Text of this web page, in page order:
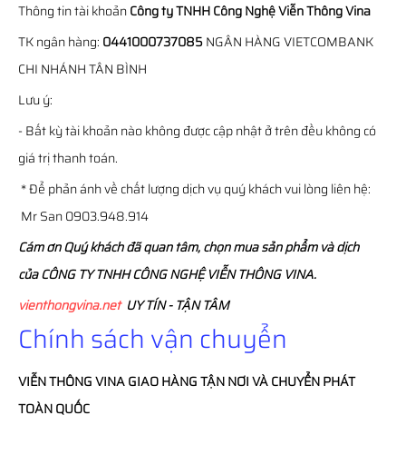
Thông tin tài khoảnCông ty TNHH Công Nghệ Viễn Thông Vina
TK ngân hàng: 0441000737085NGÂN HÀNG VIETCOMBANK
CHI NHÁNH TÂN BÌNH
Lưu ý:
- Bất kỳ tài khoản nào không được cập nhật ở trên đều không có
giá trị thanh toán.
* Để phản ánh về chất lượng dịch vụ quý khách vui lòng liên hệ:
Mr San 0903.948.914
Cám ơn Quý khách đã quan tâm, chọn mua sản phẩm và dịch
của CÔNG TY TNHH CÔNG NGHỆ VIỄN THÔNG VINA.
vienthongvina.netUY TÍN - TẬN TÂM
Chính sách vận chuyển
VIỄN THÔNGVINAGIAO HÀNG TẬN NƠI VÀ CHUYỂN PHÁT
TOÀN QUỐC